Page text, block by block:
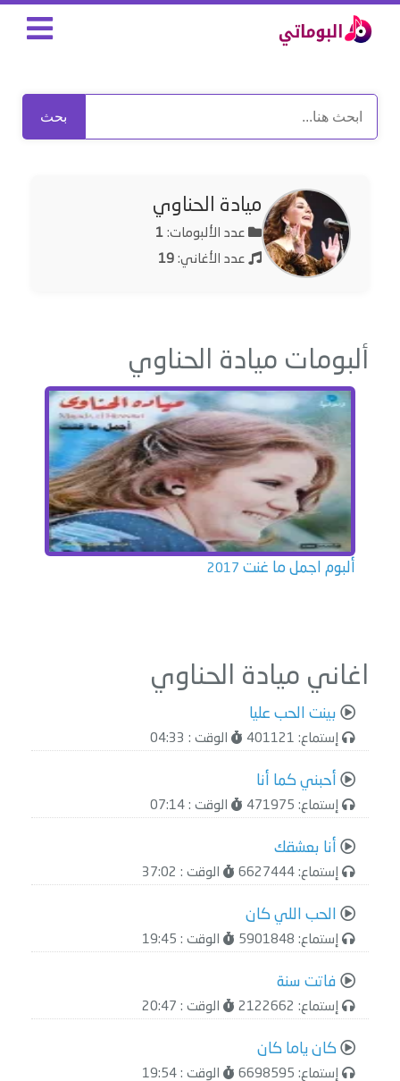
بحث
ميادة الحناوي
عدد الألبومات: 1
عدد الأغاني: 19
ألبومات ميادة الحناوي
ألبوم اجمل ما غنت 2017
اغاني ميادة الحناوي
بينت الحب عليا
إستماع: 401121 الوقت : 04:33
أحبني كما أنا
إستماع: 471975 الوقت : 07:14
أنا بعشقك
إستماع: 6627444 الوقت : 37:02
الحب اللي كان
إستماع: 5901848 الوقت : 19:45
فاتت سنة
إستماع: 2122662 الوقت : 20:47
كان ياما كان
إستماع: 6698595 الوقت : 19:54